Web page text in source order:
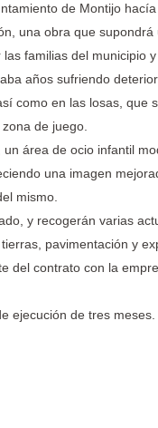
de Montijo
una obra que
familias del municipio
años sufriendo
como en las losas,
de juego.
área de ocio infantil
una imagen
mismo.
y recogerán varias
pavimentación y
del contrato con la
ejecución de tres meses.